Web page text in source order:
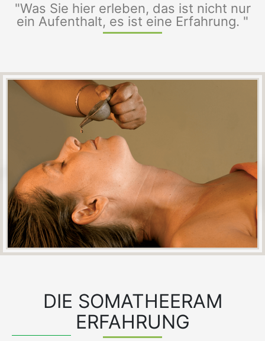
"Was Sie hier erleben, das ist nicht nur
ein Aufenthalt, es ist eine Erfahrung. "
DIE SOMATHEERAM
ERFAHRUNG